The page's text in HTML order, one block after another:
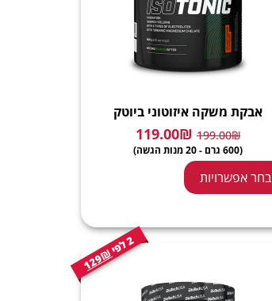
אבקת משקה איזוטוני ביוטק
199.00₪
119.00₪
(600 גרם - 20 מנות הגשה)
בחר אפשרויות
2
ל
פ
י
129₪